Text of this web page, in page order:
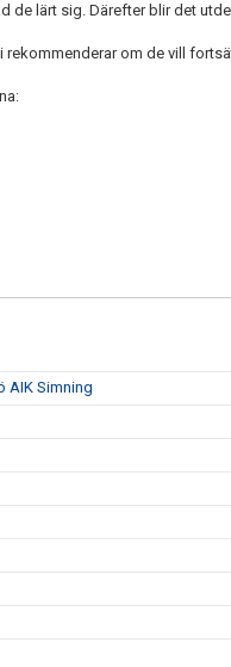
de lärt sig. Därefter blir det
om de vill
AIK Simning